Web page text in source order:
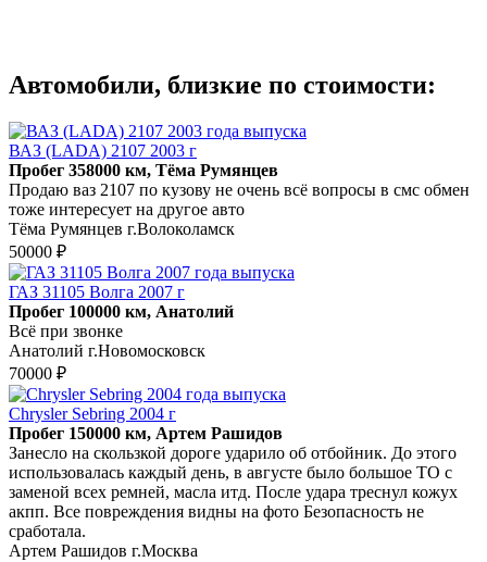
Автомобили, близкие по стоимости:
ВАЗ (LADA) 2107 2003 г
Пробег 358000 км, Тёма Румянцев
Продаю ваз 2107 по кузову не очень всё вопросы в смс обмен
тоже интересует на другое авто
Тёма Румянцев г.Волоколамск
50000 ₽
ГАЗ 31105 Волга 2007 г
Пробег 100000 км, Анатолий
Всё при звонке
Анатолий г.Новомосковск
70000 ₽
Chrysler Sebring 2004 г
Пробег 150000 км, Артем Рашидов
Занесло на скользкой дороге ударило об отбойник. До этого
использовалась каждый день, в августе было большое ТО с
заменой всех ремней, масла итд. После удара треснул кожух
акпп. Все повреждения видны на фото Безопасность не
сработала.
Артем Рашидов г.Москва